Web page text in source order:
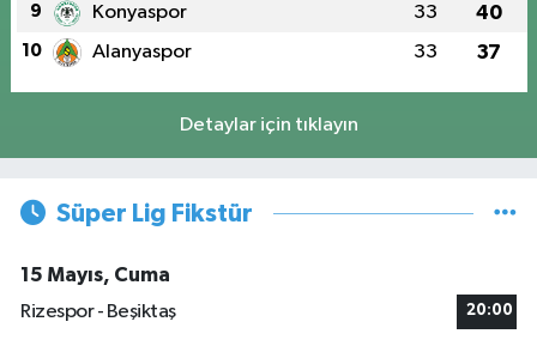
9 Konyaspor 33 40
10 Alanyaspor 33 37
Detaylar için tıklayın
Süper Lig Fikstür
15 Mayıs, Cuma
Rizespor - Beşiktaş
20:00